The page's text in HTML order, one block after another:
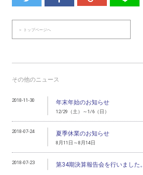
＞ トップページへ
その他のニュース
2018-11-30 年末年始のお知らせ
12/29（土）～1/6（日）
2018-07-24 夏季休業のお知らせ
8月11日～8月14日
2018-07-23 第34期決算報告会を行いました。